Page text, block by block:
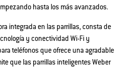
hasta los más avanzados.
integrada en las parrillas, consta de
y conectividad Wi-Fi y
teléfonos que ofrece una agradable
que las parrillas inteligentes Weber